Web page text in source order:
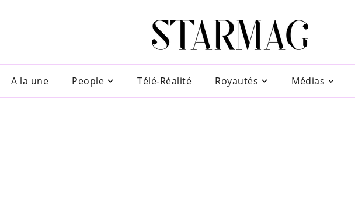
A la une People Télé-Réalité Royautés Médias